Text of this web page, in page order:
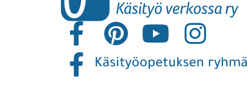
Käsityöopetuksen ryhmä